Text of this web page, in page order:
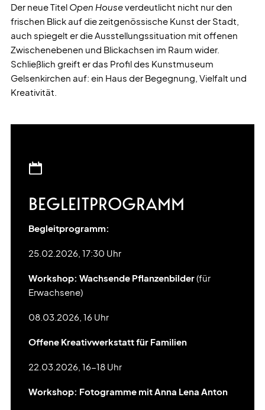
Der neue Titel Open Houseverdeutlicht nicht nur den
frischen Blick auf die zeitgenössische Kunst der Stadt,
auch spiegelt er die Ausstellungssituation mit offenen
Zwischenebenen und Blickachsen im Raum wider.
Schließlich greift er das Profil des Kunstmuseum
Gelsenkirchen auf: ein Haus der Begegnung, Vielfalt und
Kreativität.
BEGLEITPROGRAMM
Begleitprogramm:
25.02.2026, 17:30 Uhr
Workshop: Wachsende Pflanzenbilder(für
Erwachsene)
08.03.2026, 16 Uhr
Offene Kreativwerkstatt für Familien
22.03.2026, 16-18 Uhr
Workshop: Fotogramme mit Anna Lena Anton